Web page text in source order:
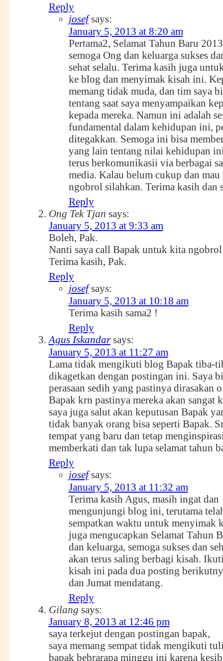
Reply
josef says:
January 5, 2013 at 8:20 am
Pertama2, Selamat Tahun Baru
semoga Ong dan keluarga sukses
sehat selalu. Terima kasih juga
ke blog dan menyimak kisah ini.
memang tidak muda, dan tim saya
tentang saat saya menyampaikan
kepada mereka. Namun ini adalah
fundamental dalam kehidupan ini,
ditegakkan. Semoga ini bisa
yang lain tentang nilai kehidupan
terus berkomunikasii via berbagai
media. Kalau belum cukup dan
ngobrol silahkan. Terima kasih dan
Reply
Ong Tek Tjan says:
January 5, 2013 at 9:33 am
Boleh, Pak.
Nanti saya call Bapak untuk kita
Terima kasih, Pak.
Reply
josef says:
January 5, 2013 at 10:18 am
Terima kasih sama2 !
Reply
Agus Iskandar says:
January 5, 2013 at 11:27 am
Lama tidak mengikuti blog Bapak tiba-
dikagetkan dengan postingan ini. Saya
perasaan sedih yang pastinya dirasakan
Bapak krn pastinya mereka akan sangat
saya juga salut akan keputusan Bapak
tidak banyak orang bisa seperti Bapak.
tempat yang baru dan tetap
memberkati dan tak lupa selamat tahun
Reply
josef says:
January 5, 2013 at 11:32 am
Terima kasih Agus, masih ingat dan
mengunjungi blog ini, terutama
sempatkan waktu untuk menyimak
juga mengucapkan Selamat Tahun
dan keluarga, semoga sukses dan
akan terus saling berbagi kisah.
kisah ini pada dua posting
dan Jumat mendatang.
Reply
Gilang says:
January 8, 2013 at 12:46 pm
saya terkejut dengan postingan bapak,
saya memang sempat tidak mengikuti
bapak bebrarapa minggu ini karena